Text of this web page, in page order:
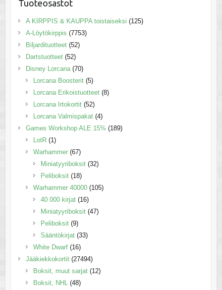
Tuoteosastot
A KIRPPIS & KAUPPA toistaiseksi (125)
A-Löytökirppis (7753)
Biljardituotteet (52)
Dartstuotteet (52)
Disney Lorcana (70)
Lorcana Boosterit (5)
Lorcana Erikoistuotteet (8)
Lorcana Irtokortit (52)
Lorcana Valmispakat (4)
Games Workshop ALE 15% (189)
LotR (1)
Warhammer (67)
Miniatyyriboksit (32)
Peliboksit (18)
Warhammer 40000 (105)
40 000 kirjat (16)
Miniatyyriboksit (47)
Peliboksit (9)
Sääntökirjat (33)
White Dwarf (16)
Jääkiekkokortit (27494)
Boksit, muut sarjat (12)
Boksit, NHL
(48)